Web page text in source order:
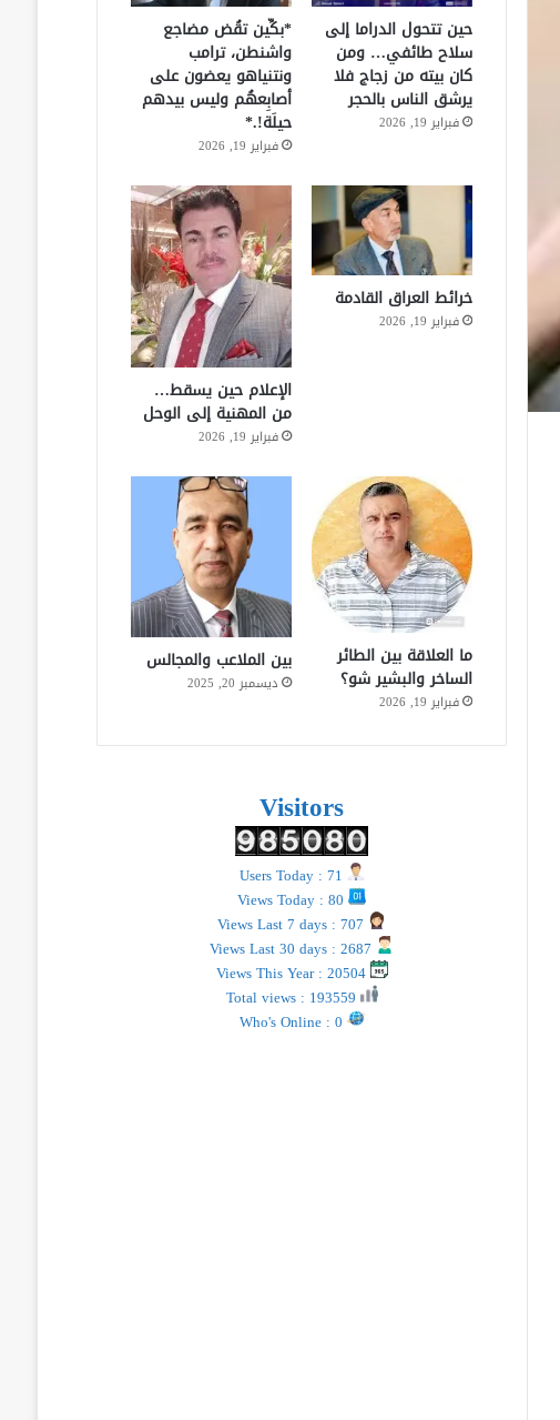
حين تتحول الدراما إلى
سلاح طائفي… ومن
كان بيته من زجاج فلا
يرشق الناس بالحجر
فبراير 19, 2026
*بكِّين تقُض مضاجع
واشنطن، ترامب
ونتنياهو يعضون على
أصابِعهُم وليس بيدهم
حيلَة!.*
فبراير 19, 2026
خرائط العراق القادمة
فبراير 19, 2026
الإعلام حين يسقط…
من المهنية إلى الوحل
فبراير 19, 2026
ما العلاقة بين الطائر
الساخر والبشير شو؟
فبراير 19, 2026
بين الملاعب والمجالس
ديسمبر 20, 2025
Visitors
Views This Year : 20504